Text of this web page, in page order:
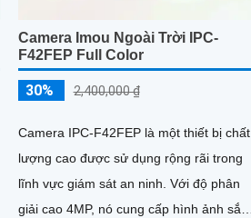
Camera Imou Ngoài Trời IPC-
F42FEP Full Color
30% 2,400,000 ₫
Camera IPC-F42FEP là một thiết bị chất
lượng cao được sử dụng rộng rãi trong
lĩnh vực giám sát an ninh. Với độ phân
giải cao 4MP, nó cung cấp hình ảnh sắc